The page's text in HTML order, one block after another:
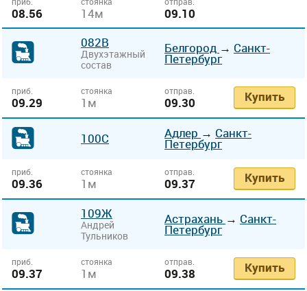
08.56 14м
09.10
082В
Двухэтажный
состав
Белгород → Санкт-
Петербург
приб.
09.29
стоянка
1м
отправ.
09.30 Купить
100С Адлер → Санкт-
Петербург
приб.
09.36
стоянка
1м
отправ.
09.37 Купить
109Ж
Андрей
Тульников
Астрахань → Санкт-
Петербург
приб.
09.37
стоянка
1м
отправ.
09.38 Купить